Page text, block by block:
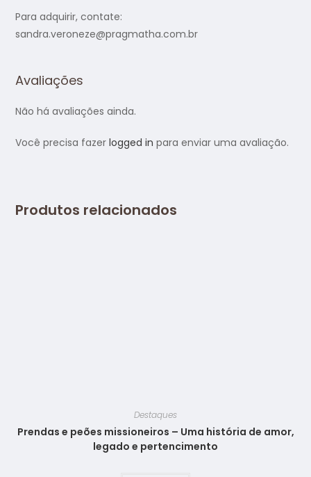
Para adquirir, contate:
sandra.veroneze@pragmatha.com.br
Avaliações
Não há avaliações ainda.
Você precisa fazerlogged in para enviar uma avaliação.
Produtos relacionados
Destaques
Prendas e peões missioneiros – Uma história de amor,
legado e pertencimento